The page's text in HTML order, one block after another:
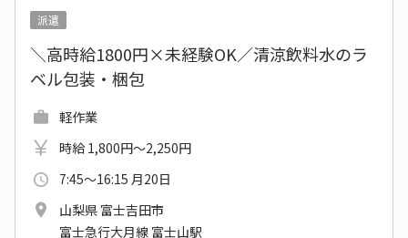
派遣
＼高時給1800円×未経験OK／清涼飲料水のラ
ベル包装・梱包
軽作業
時給 1,800円～2,250円
7:45～16:15 月20日
山梨県 富士吉田市
富士急行大月線 富士山駅